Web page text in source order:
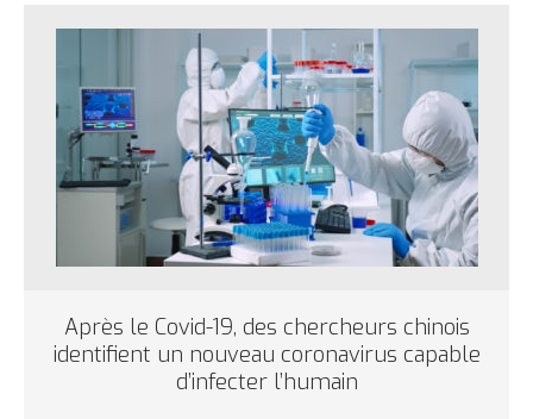
Après le Covid-19, des chercheurs chinois
identifient un nouveau coronavirus capable
d’infecter l’humain